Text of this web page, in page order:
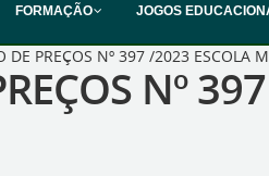
FORMAÇÃO JOGOS
DE PREÇOS Nº 397 /2023 ESCOLA
Nº